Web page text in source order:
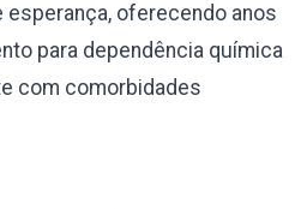
oferecendo anos
para dependência química
com comorbidades